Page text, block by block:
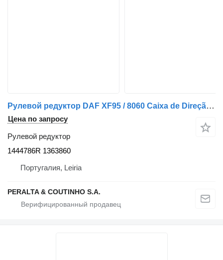
Рулевой редуктор DAF XF95 / 8060 Caixa de Direção XF95;XF105 1444786R для грузовика DAF
Цена по запросу
Рулевой редуктор
1444786R 1363860
Португалия, Leiria
PERALTA & COUTINHO S.A.